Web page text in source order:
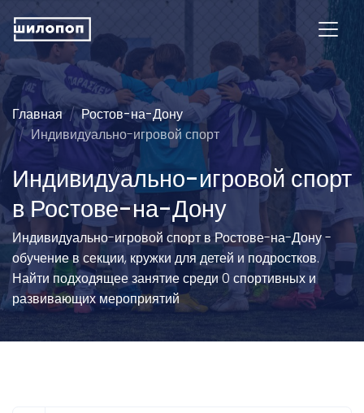
Главная
Ростов-на-Дону
Индивидуально-игровой спорт
Индивидуально-игровой спорт
в Ростове-на-Дону
Индивидуально-игровой спорт в Ростове-на-Дону -
обучение в секции, кружки для детей и подростков.
Найти подходящее занятие среди 0 спортивных и
развивающих мероприятий